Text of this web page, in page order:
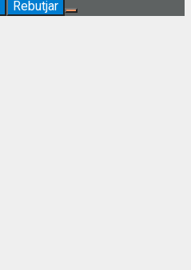
Rebutjar